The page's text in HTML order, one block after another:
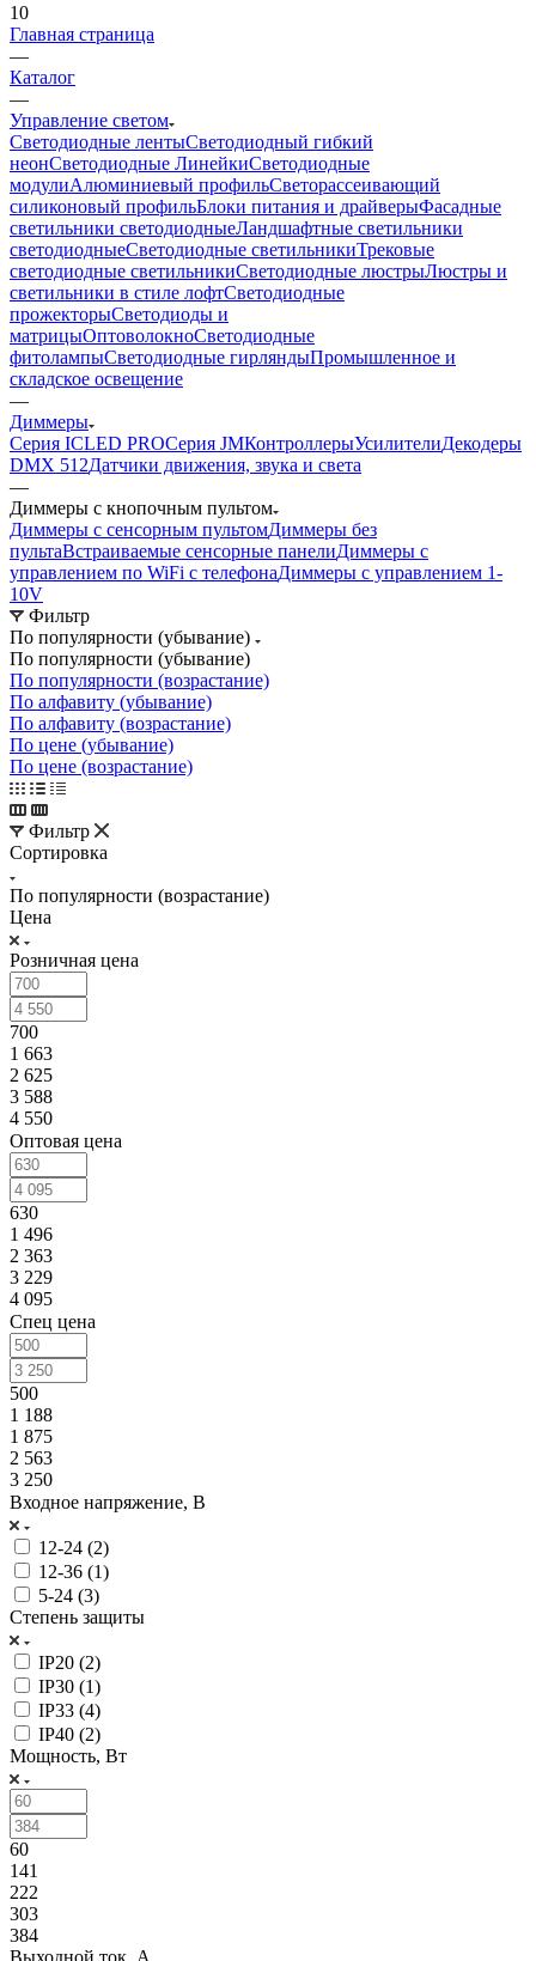
10
Главная страница
—
Каталог
—
Управление светом
Светодиодные лентыСветодиодный гибкий
неонСветодиодные ЛинейкиСветодиодные
модулиАлюминиевый профильСветорассеивающий
силиконовый профильБлоки питания и драйверыФасадные
светильники светодиодныеЛандшафтные светильники
светодиодныеСветодиодные светильникиТрековые
светодиодные светильникиСветодиодные люстрыЛюстры и
светильники в стиле лофтСветодиодные
прожекторыСветодиоды и
матрицыОптоволокноСветодиодные
фитолампыСветодиодные гирляндыПромышленное и
складское освещение
—
Диммеры
Серия ICLED PROСерия JMКонтроллерыУсилителиДекодеры
DMX 512Датчики движения, звука и света
—
Диммеры с кнопочным пультом
Диммеры с сенсорным пультомДиммеры без
пультаВстраиваемые сенсорные панелиДиммеры с
управлением по WiFi с телефонаДиммеры с управлением 1-
10V
Фильтр
По популярности (убывание)
По популярности (убывание)
По популярности (возрастание)
По алфавиту (убывание)
По алфавиту (возрастание)
По цене (убывание)
По цене (возрастание)
Фильтр
Сортировка
По популярности (возрастание)
Цена
Розничная цена
700
1 663
2 625
3 588
4 550
Оптовая цена
630
1 496
2 363
3 229
4 095
Спец цена
500
1 188
1 875
2 563
3 250
Входное напряжение, В
12-24 (2)
12-36 (1)
5-24 (3)
Степень защиты
IP20 (2)
IP30 (1)
IP33 (4)
IP40 (2)
Мощность, Вт
60
141
222
303
384
Выходной ток, А